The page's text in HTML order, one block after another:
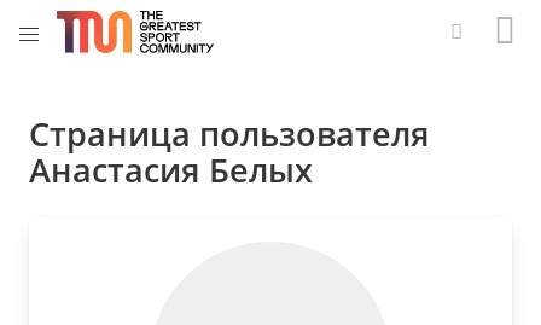
Страница пользователя
Анастасия Белых